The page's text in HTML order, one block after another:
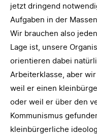
jetzt dringend
Aufgaben in der
Wir brauchen also
Lage ist, unsere
orientieren dabei
Arbeiterklasse, aber
weil er einen
oder weil er über den
Kommunismus
kleinbürgerliche